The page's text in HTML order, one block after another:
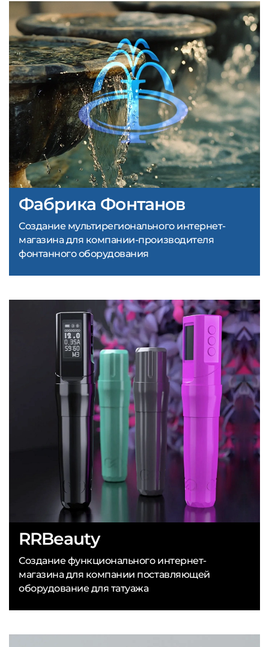
RRBeauty
Создание функционального интернет-
магазина для компании поставляющей
оборудование для татуажа
Фабрика Фонтанов
Создание мультирегионального интернет-
магазина для компании-производителя
фонтанного оборудования